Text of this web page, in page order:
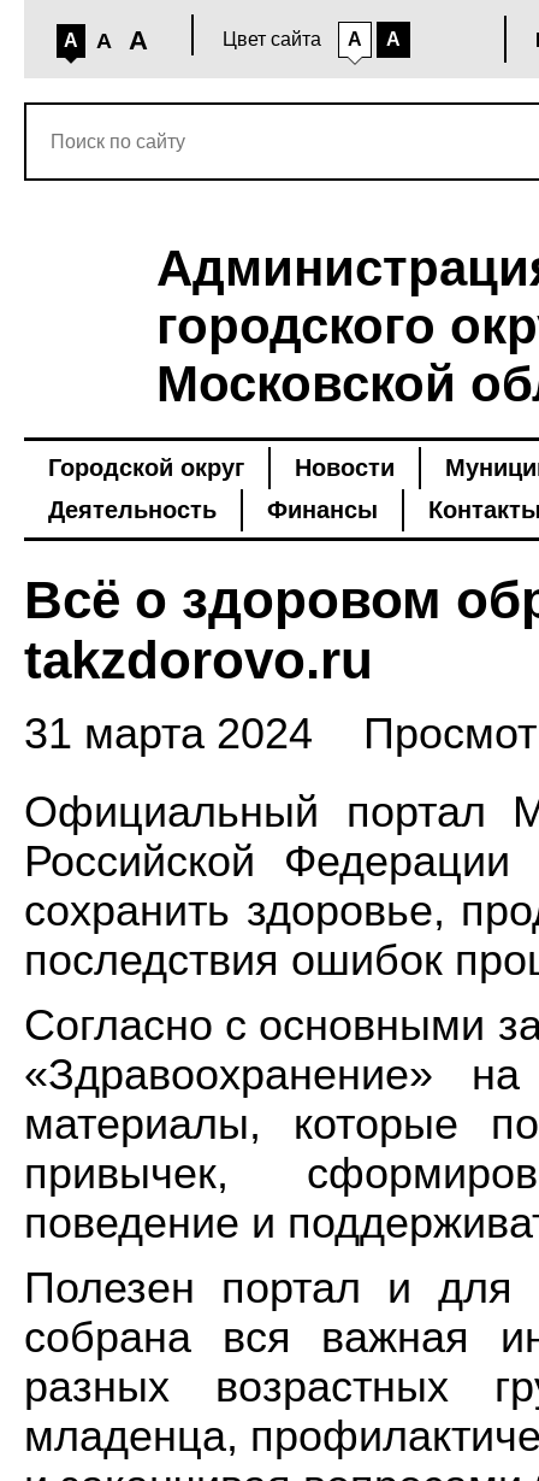
A A A Цвет сайта A A
городского
Московской
Городской округ Новости
Деятельность
Финансы
Всё о здоровом
takzdorovo.ru
31 марта 2024
Официальный портал
Российской
сохранить здоровье,
последствия ошибок
Согласно с основными
«Здравоохранение»
материалы, которые
привычек,
поведение и
Полезен портал и для
собрана вся важная
разных возрастных
младенца,